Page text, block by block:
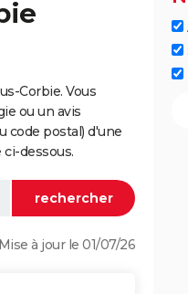
Corbie. Vous
ou un avis
code postal) d'une
dessous.
Mise à jour le 01/07/26